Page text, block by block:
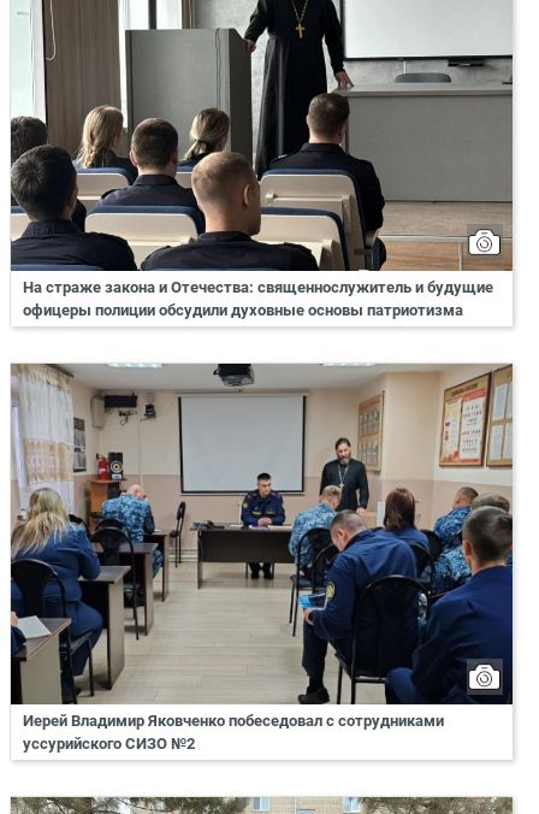
На страже закона и Отечества: священнослужитель и будущие
офицеры полиции обсудили духовные основы патриотизма
Иерей Владимир Яковченко побеседовал с сотрудниками
уссурийского СИЗО №2